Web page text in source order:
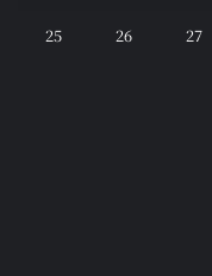
25 26 27